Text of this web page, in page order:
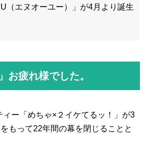
（エヌオーユー）」が4月より誕生
お疲れ様でした。
ィー「めちゃ×２イケてるッ！」が3
もって22年間の幕を閉じることと